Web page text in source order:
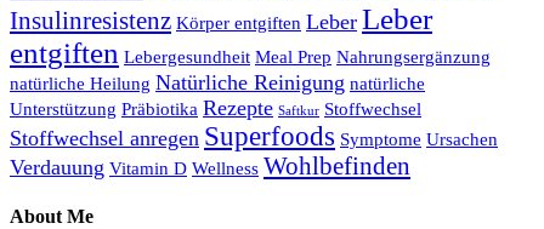
Insulinresistenz Körper entgiften Leber Leber
entgiften Lebergesundheit Meal Prep Nahrungsergänzung
natürliche Heilung Natürliche Reinigung natürliche
Unterstützung Präbiotika Rezepte Saftkur Stoffwechsel
Stoffwechsel anregen Superfoods Symptome Ursachen
Verdauung Vitamin D Wellness Wohlbefinden
About Me